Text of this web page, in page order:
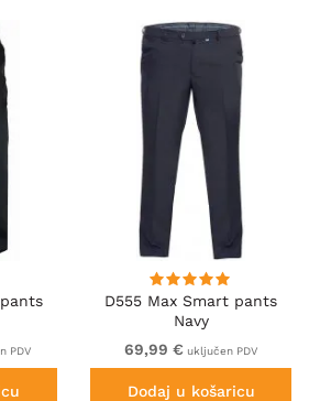
PDV
D555 Max Smart pants
Navy
69,99 € uključen PDV
Dodaj u košaricu